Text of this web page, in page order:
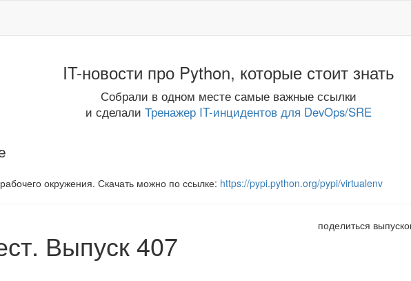
IT-новости про Python, которые стоит знать
Собрали в одном месте самые важные ссылки
и сделали Тренажер IT-инцидентов для DevOps/SRE
окружения. Скачать можно по ссылке: https://pypi.python.org/pypi/virtualenv
Выпуск 407
поделиться